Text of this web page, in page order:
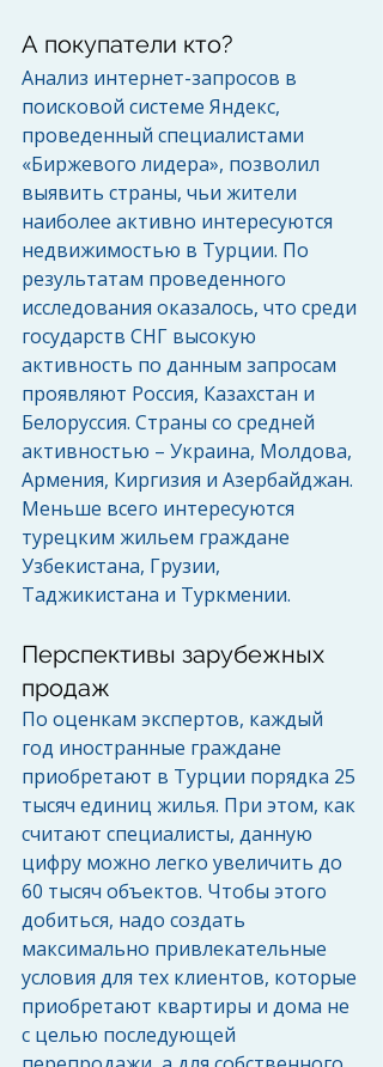
А покупатели кто?
Анализ интернет-запросов в
поисковой системе Яндекс,
проведенный специалистами
«Биржевого лидера», позволил
выявить страны, чьи жители
наиболее активно интересуются
недвижимостью в Турции. По
результатам проведенного
исследования оказалось, что среди
государств СНГ высокую
активность по данным запросам
проявляют Россия, Казахстан и
Белоруссия. Страны со средней
активностью – Украина, Молдова,
Армения, Киргизия и Азербайджан.
Меньше всего интересуются
турецким жильем граждане
Узбекистана, Грузии,
Таджикистана и Туркмении.
Перспективы зарубежных
продаж
По оценкам экспертов, каждый
год иностранные граждане
приобретают в Турции порядка 25
тысяч единиц жилья. При этом, как
считают специалисты, данную
цифру можно легко увеличить до
60 тысяч объектов. Чтобы этого
добиться, надо создать
максимально привлекательные
условия для тех клиентов, которые
приобретают квартиры и дома не
с целью последующей